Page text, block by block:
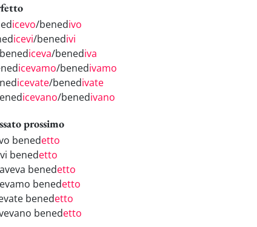
icevo/benedivo
icevi/benedivi
iceva/benediva
icevamo/benedivamo
icevate/benedivate
icevano/benedivano
prossimo
benedetto
benedetto
benedetto
benedetto
benedetto
benedetto